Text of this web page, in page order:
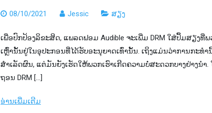
08/10/2021 Jessic ສຽງ
ເພື່ອປົກປ້ອງລິຂະສິດ, ແພລດຟອມ Audible ຈະເພີ່ມ DRM ໃສ່ປຶ້ມສຽງ
ເຫຼົ່ານັ້ນຢູ່ໃນອຸປະກອນທີ່ໄດ້ຮັບອະນຸຍາດເທົ່ານັ້ນ. ເຖິງແມ່ນວ່າການກະທ
ສຳເລັດຜົນ, ແຕ່ມັນຍັງເຮັດໃຫ້ພວກເຮົາເກີດຄວາມບໍ່ສະດວກບາງຢ່າງນ
ຖອນ DRM […]
ອ່ານເພີ່ມເຕີມ